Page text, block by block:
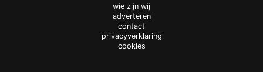
wie zijn wij
adverteren
contact
privacyverklaring
cookies